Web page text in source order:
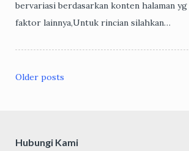
bervariasi berdasarkan konten halaman yg
faktor lainnya,Untuk rincian silahkan…
Older posts
Hubungi Kami